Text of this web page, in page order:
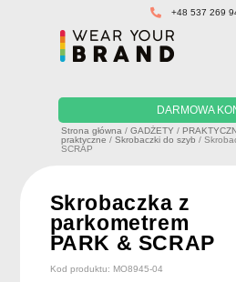
+48 537 269
DARMOWA
Strona główna /GADŻETY /
praktyczne /Skrobaczki do szyb /
SCRAP
Skrobaczka z
parkometrem
PARK & SCRAP
Kod produktu: MO8945-04